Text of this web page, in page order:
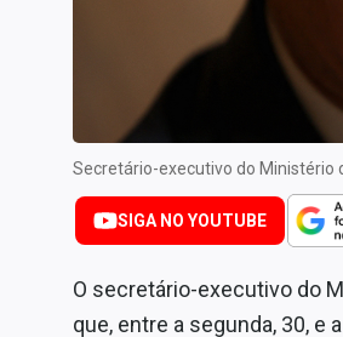
Contato
Secretário-executivo do Ministério
SIGA NO YOUTUBE
O secretário-executivo do
que, entre a segunda, 30, e